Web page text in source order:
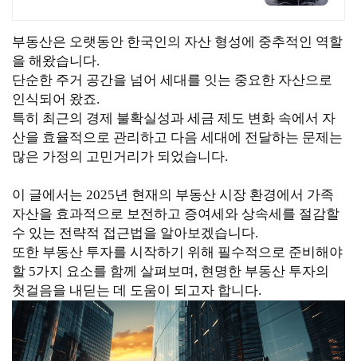
부동산은 오랫동안 한국인의 자산 형성에 중추적인 역할
을 해왔습니다.
단순한 주거 공간을 넘어 세대를 잇는 중요한 자산으로
인식되어 왔죠.
특히 최근의 경제 불확실성과 세금 제도 변화 속에서 자
산을 효율적으로 관리하고 다음 세대에 전달하는 문제는
많은 가정의 고민거리가 되었습니다.
이 글에서는 2025년 현재의 부동산 시장 환경에서 가족
자산을 효과적으로 보전하고 증여세와 상속세를 절감할
수 있는 전략적 접근법을 알아보겠습니다.
또한 부동산 투자를 시작하기 위해 필수적으로 준비해야
할 5가지 요소를 함께 살펴보며, 현명한 부동산 투자의
첫걸음을 내딛는 데 도움이 되고자 합니다.